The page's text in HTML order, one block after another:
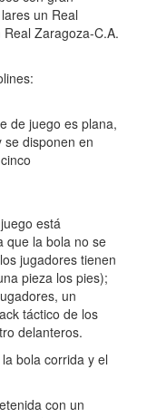
un Real
Zaragoza-C.A.
de juego es plana,
se disponen en
está
que la bola no se
jugadores tienen
pieza los pies);
un
táctico de los
delanteros.
bola corrida y el
con un